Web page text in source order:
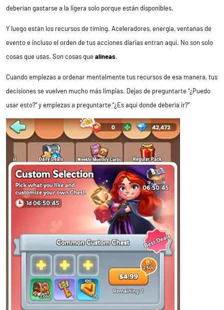
deberían gastarse a la ligera solo porque están disponibles.
Y luego están los recursos de timing. Aceleradores, energía, ventanas de
evento e incluso el orden de tus acciones diarias entran aquí. No son solo
cosas que usas. Son cosas quealineas.
Cuando empiezas a ordenar mentalmente tus recursos de esa manera, tus
decisiones se vuelven mucho más limpias. Dejas de preguntarte “¿Puedo
usar esto?” y empiezas a preguntarte “¿Es aquí donde debería ir?”